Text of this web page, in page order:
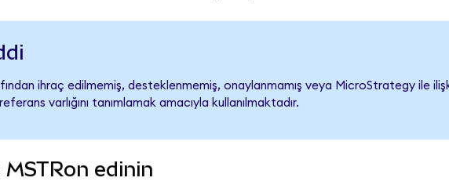
ihraç edilmemiş, desteklenmemiş, onaylanmamış veya MicroStrategy ile
varlığını tanımlamak amacıyla kullanılmaktadır.
edinin